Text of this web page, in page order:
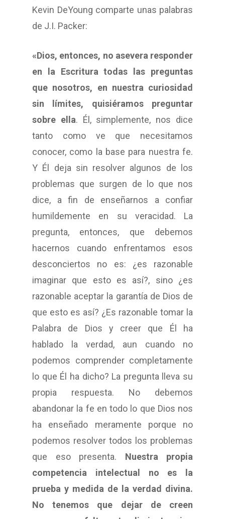
Kevin DeYoung comparte unas palabras
de J.I. Packer:
«Dios, entonces, no asevera responder
en la Escritura todas las preguntas
que nosotros, en nuestra curiosidad
sin límites, quisiéramos preguntar
sobre ella. Él, simplemente, nos dice
tanto como ve que necesitamos
conocer, como la base para nuestra fe.
Y Él deja sin resolver algunos de los
problemas que surgen de lo que nos
dice, a fin de enseñarnos a confiar
humildemente en su veracidad. La
pregunta, entonces, que debemos
hacernos cuando enfrentamos esos
desconciertos no es: ¿es razonable
imaginar que esto es así?, sino ¿es
razonable aceptar la garantía de Dios de
que esto es así? ¿Es razonable tomar la
Palabra de Dios y creer que Él ha
hablado la verdad, aun cuando no
podemos comprender completamente
lo que Él ha dicho? La pregunta lleva su
propia respuesta. No debemos
abandonar la fe en todo lo que Dios nos
ha enseñado meramente porque no
podemos resolver todos los problemas
que eso presenta. Nuestra propia
competencia intelectual no es la
prueba y medida de la verdad divina.
No tenemos que dejar de creen